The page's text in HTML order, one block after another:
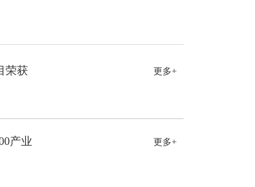
荣获
更多+
产业
更多+